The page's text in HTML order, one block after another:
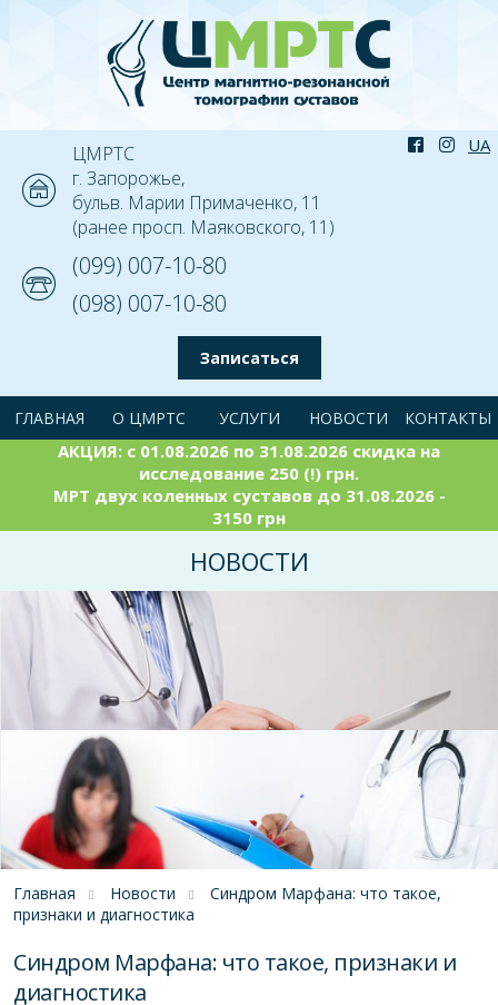
ЦМРТС
г. Запорожье,
бульв. Марии Примаченко, 11
(ранее просп. Маяковского, 11)
(099) 007-10-80
(098) 007-10-80
Записаться
ГЛАВНАЯ О ЦМРТС УСЛУГИ НОВОСТИ КОНТАКТЫ
АКЦИЯ: с 01.08.2026 по 31.08.2026 скидка на
исследование 250 (!) грн.
МРТ двух коленных суставов до 31.08.2026 -
3150 грн
НОВОСТИ
Главная Новости
Синдром Марфана: что такое,
признаки и диагностика
Синдром Марфана: что такое, признаки и
диагностика